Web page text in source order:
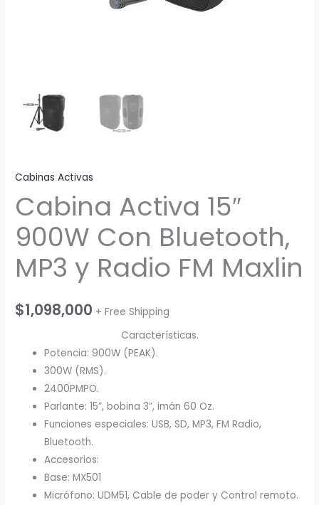
Cabinas Activas
Cabina Activa 15″
900W Con Bluetooth,
MP3 y Radio FM Maxlin
$1,098,000 + Free Shipping
Características.
Potencia: 900W (PEAK).
300W (RMS).
2400PMPO.
Parlante: 15”, bobina 3”, imán 60 Oz.
Funciones especiales: USB, SD, MP3, FM Radio,
Bluetooth.
Accesorios:
Base: MX501
Micrófono: UDM51, Cable de poder y Control remoto.